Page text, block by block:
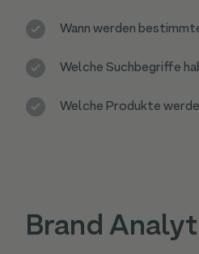
Wann werden
Welche Suchbegriffe
Welche Produkte
Brand